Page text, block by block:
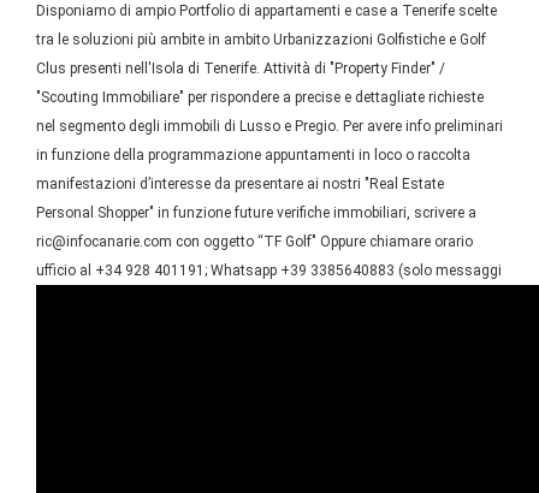
Disponiamo di ampio Portfolio di appartamenti e case a Tenerife scelte
tra le soluzioni più ambite in ambito Urbanizzazioni Golfistiche e Golf
Clus presenti nell'Isola di Tenerife. Attività di "Property Finder" /
"Scouting Immobiliare" per rispondere a precise e dettagliate richieste
nel segmento degli immobili di Lusso e Pregio. Per avere info preliminari
in funzione della programmazione appuntamenti in loco o raccolta
manifestazioni d’interesse da presentare ai nostri "Real Estate
Personal Shopper" in funzione future verifiche immobiliari, scrivere a
ric@infocanarie.com con oggetto “TF Golf" Oppure chiamare orario
ufficio al +34 928 401191; Whatsapp +39 3385640883 (solo messaggi